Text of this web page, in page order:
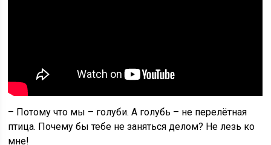
– Потому что мы – голуби. А голубь – не перелётная
птица. Почему бы тебе не заняться делом? Не лезь ко
мне!